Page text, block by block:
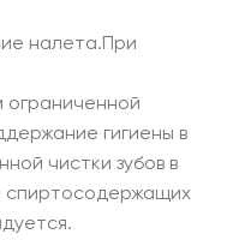
налета.При
ограниченной
гигиены в
чистки зубов в
спиртосодержащих